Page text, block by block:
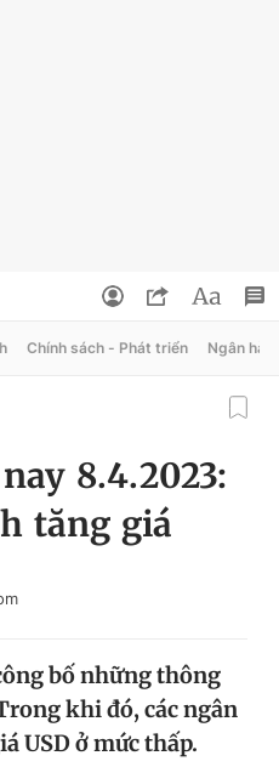
Tin 360
Chính sách - Phát triển Ngân
8.4.2023:
tăng giá
bố những thông
khi đó, các ngân
USD ở mức thấp.